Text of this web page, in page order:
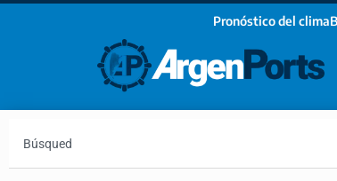
Pronóstico del clima
¡Sumate a nuestro
Email